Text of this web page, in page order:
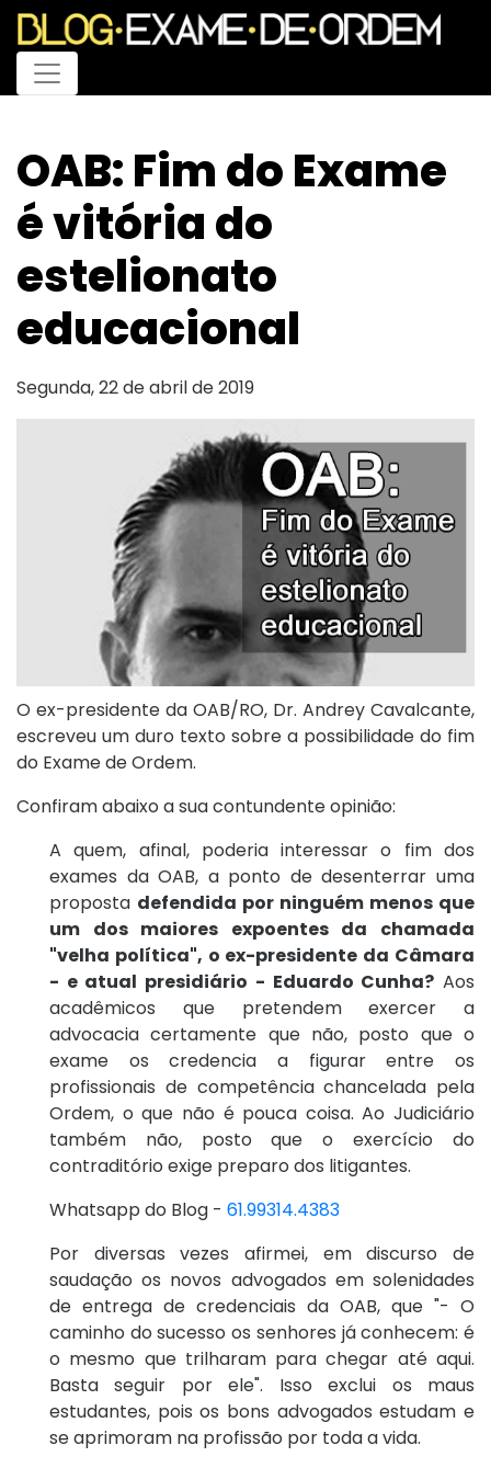
Menu
OAB: Fim do Exame
é vitória do
estelionato
educacional
Segunda, 22 de abril de 2019
O ex-presidente da OAB/RO, Dr. Andrey Cavalcante,
escreveu um duro texto sobre a possibilidade do fim
do Exame de Ordem.
Confiram abaixo a sua contundente opinião:
A quem, afinal, poderia interessar o fim dos
exames da OAB, a ponto de desenterrar uma
proposta defendida por ninguém menos que
um dos maiores expoentes da chamada
"velha política", o ex-presidente da Câmara
- e atual presidiário - Eduardo Cunha? Aos
acadêmicos que pretendem exercer a
advocacia certamente que não, posto que o
exame os credencia a figurar entre os
profissionais de competência chancelada pela
Ordem, o que não é pouca coisa. Ao Judiciário
também não, posto que o exercício do
contraditório exige preparo dos litigantes.
Whatsapp do Blog - 61.99314.4383
Por diversas vezes afirmei, em discurso de
saudação os novos advogados em solenidades
de entrega de credenciais da OAB, que "- O
caminho do sucesso os senhores já conhecem: é
o mesmo que trilharam para chegar até aqui.
Basta seguir por ele". Isso exclui os maus
estudantes, pois os bons advogados estudam e
se aprimoram na profissão por toda a vida.